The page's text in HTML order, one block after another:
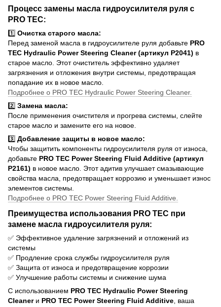
Процесс замены масла гидроусилителя руля с
PRO TEC:
1️⃣ Очистка старого масла:
Перед заменой масла в гидроусилителе руля добавьте PRO
TEC Hydraulic Power Steering Cleaner (артикул P2041) в
старое масло. Этот очиститель эффективно удаляет
загрязнения и отложения внутри системы, предотвращая
попадание их в новое масло.
Подробнее о PRO TEC Hydraulic Power Steering Cleaner.
2️⃣ Замена масла:
После применения очистителя и прогрева системы, слейте
старое масло и замените его на новое.
3️⃣ Добавление защиты в новое масло:
Чтобы защитить компоненты гидроусилителя руля от износа,
добавьте PRO TEC Power Steering Fluid Additive (артикул
P2161) в новое масло. Этот адитив улучшает смазывающие
свойства масла, предотвращает коррозию и уменьшает износ
элементов системы.
Подробнее о PRO TEC Power Steering Fluid Additive.
Преимущества использования PRO TEC при
замене масла гидроусилителя руля:
✅ Эффективное удаление загрязнений и отложений из
системы
✅ Продление срока службы гидроусилителя руля
✅ Защита от износа и предотвращение коррозии
✅ Улучшение работы системы и снижение шума
С использованием PRO TEC Hydraulic Power Steering
Cleanerи PRO TEC Power Steering Fluid Additive , ваша